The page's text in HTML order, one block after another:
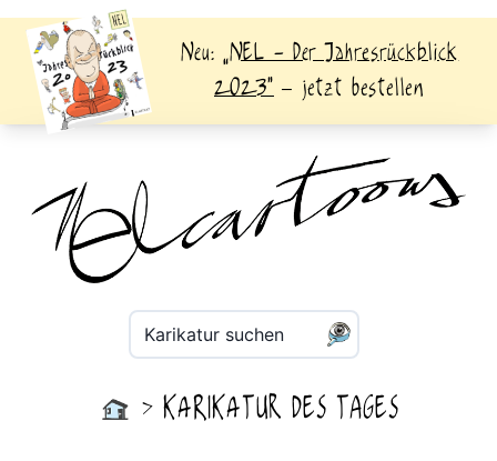
Neu: „NEL - Der Jahresrückblick
2023“– jetzt bestellen
Karikatur suchen
> KARIKATUR DES TAGES